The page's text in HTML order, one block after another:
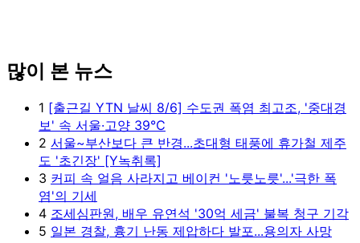
많이 본 뉴스
1 [출근길 YTN 날씨 8/6] 수도권 폭염 최고조, '중대경
보' 속 서울·고양 39℃
2 서울~부산보다 큰 반경...초대형 태풍에 휴가철 제주
도 '초긴장' [Y녹취록]
3 커피 속 얼음 사라지고 베이컨 '노릇노릇'...'극한 폭
염'의 기세
4 조세심판원, 배우 유연석 '30억 세금' 불복 청구 기각
5 일본 경찰, 흉기 난동 제압하다 발포...용의자 사망